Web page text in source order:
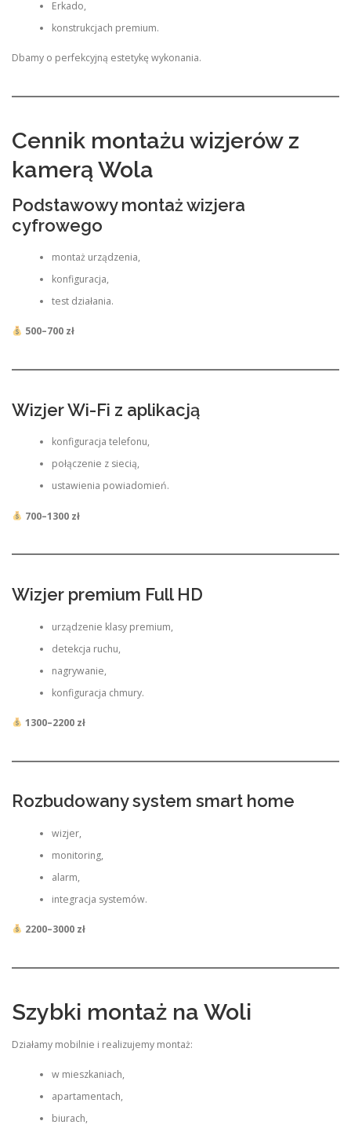
Erkado,
konstrukcjach premium.
Dbamy o perfekcyjną estetykę wykonania.
Cennik montażu wizjerów z
kamerą Wola
Podstawowy montaż wizjera
cyfrowego
montaż urządzenia,
konfiguracja,
test działania.
500–700 zł
Wizjer Wi-Fi z aplikacją
konfiguracja telefonu,
połączenie z siecią,
ustawienia powiadomień.
700–1300 zł
Wizjer premium Full HD
urządzenie klasy premium,
detekcja ruchu,
nagrywanie,
konfiguracja chmury.
1300–2200 zł
Rozbudowany system smart home
wizjer,
monitoring,
alarm,
integracja systemów.
2200–3000 zł
Szybki montaż na Woli
Działamy mobilnie i realizujemy montaż:
w mieszkaniach,
apartamentach,
biurach,